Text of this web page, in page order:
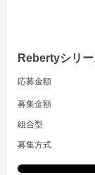
Rebertyシリ
応募金額
募集金額
組合型
募集方式